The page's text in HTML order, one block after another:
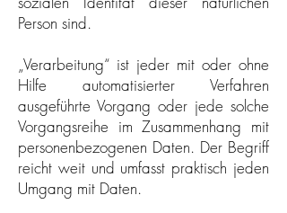
Person sind.
„Verarbeitung“ ist jeder mit oder ohne
Hilfe automatisierter Verfahren
ausgeführte Vorgang oder jede solche
Vorgangsreihe im Zusammenhang mit
personenbezogenen Daten. Der Begriff
reicht weit und umfasst praktisch jeden
Umgang mit Daten.